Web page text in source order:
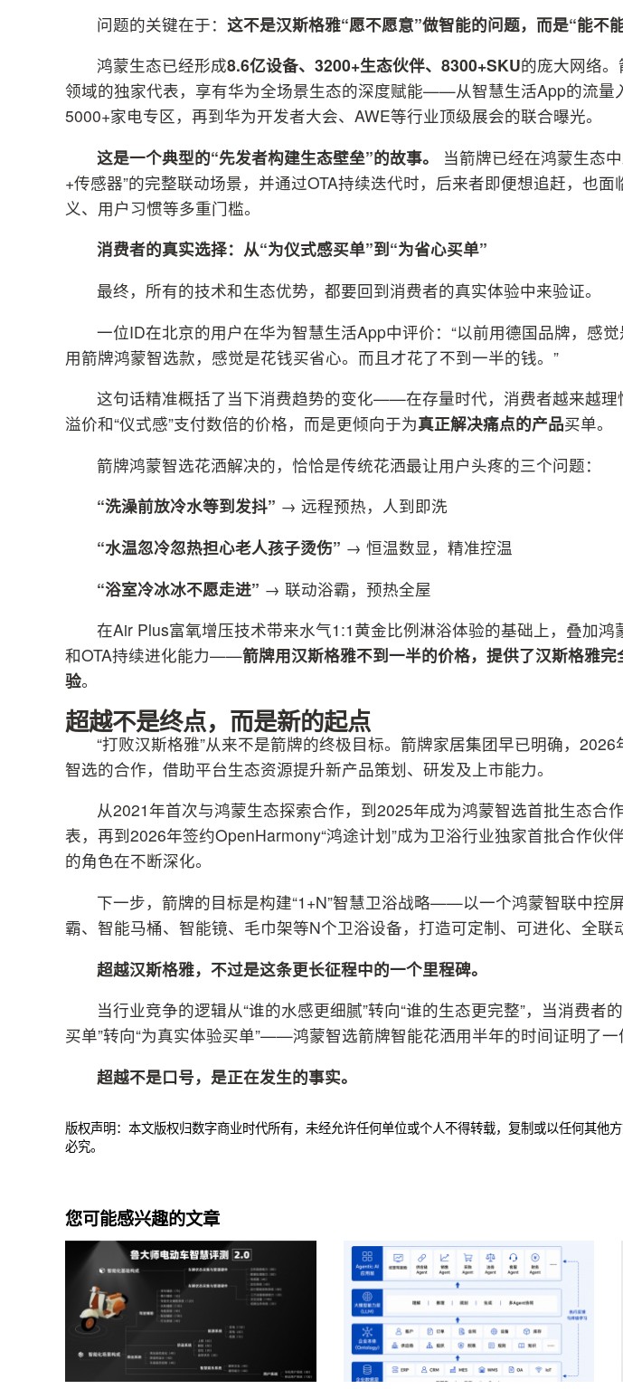
问题的关键在于： 这不是汉斯格雅“愿不愿意”做智能的问题，而是“能不
鸿蒙生态已经形成8.6亿设备、3200+生态伙伴、8300+SKU的庞大网络
领域的独家代表，享有华为全场景生态的深度赋能——从智慧生活App的流量
5000+家电专区，再到华为开发者大会、AWE等行业顶级展会的联合曝光。
这是一个典型的“先发者构建生态壁垒”的故事。
当箭牌已经在鸿蒙生态
+传感器”的完整联动场景，并通过OTA持续迭代时，后来者即便想追赶，也
义、用户习惯等多重门槛。
消费者的真实选择：从“为仪式感买单”到“为省心买单”
最终，所有的技术和生态优势，都要回到消费者的真实体验中来验证。
一位ID在北京的用户在华为智慧生活App中评价：“以前用德国品牌，感
用箭牌鸿蒙智选款，感觉是花钱买省心。而且才花了不到一半的钱。”
这句话精准概括了当下消费趋势的变化——在存量时代，消费者越来越理
溢价和“仪式感”支付数倍的价格，而是更倾向于为真正解决痛点的产品买单。
箭牌鸿蒙智选花洒解决的，恰恰是传统花洒最让用户头疼的三个问题：
“洗澡前放冷水等到发抖” → 远程预热，人到即洗
“水温忽冷忽热担心老人孩子烫伤” → 恒温数显，精准控温
“浴室冷冰冰不愿走进” → 联动浴霸，预热全屋
在Air Plus富氧增压技术带来水气1:1黄金比例淋浴体验的基础上，叠加鸿
和OTA持续进化能力——箭牌用汉斯格雅不到一半的价格，提供了汉斯格雅
验。
超越不是终点，而是新的起点
“打败汉斯格雅”从来不是箭牌的终极目标。箭牌家居集团早已明确，
智选的合作，借助平台生态资源提升新产品策划、研发及上市能力。
从2021年首次与鸿蒙生态探索合作，到2025年成为鸿蒙智选首批生态合
表，再到2026年签约OpenHarmony“鸿途计划”成为卫浴行业独家首批合作
的角色在不断深化。
下一步，箭牌的目标是构建“1+N”智慧卫浴战略——以一个鸿蒙智联中控
霸、智能马桶、智能镜、毛巾架等N个卫浴设备，打造可定制、可进化、全联
超越汉斯格雅，不过是这条更长征程中的一个里程碑。
当行业竞争的逻辑从“谁的水感更细腻”转向“谁的生态更完整”，当消费者
买单”转向“为真实体验买单”——鸿蒙智选箭牌智能花洒用半年的时间证明了一
超越不是口号，是正在发生的事实。
版权声明：本文版权归数字商业时代所有，未经允许任何单位或个人不得转载，复制或以任何其他
必究。
您可能感兴趣的文章